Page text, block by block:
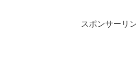
スポンサーリ